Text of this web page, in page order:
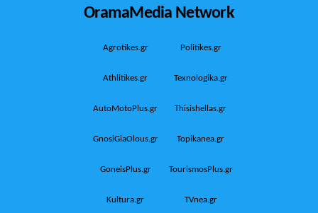
OramaMedia Network
Agrotikes.gr Politikes.gr
Athlitikes.gr Texnologika.gr
AutoMotoPlus.gr Thisishellas.gr
GnosiGiaOlous.gr Topikanea.gr
GoneisPlus.gr TourismosPlus.gr
Kultura.gr TVnea.gr